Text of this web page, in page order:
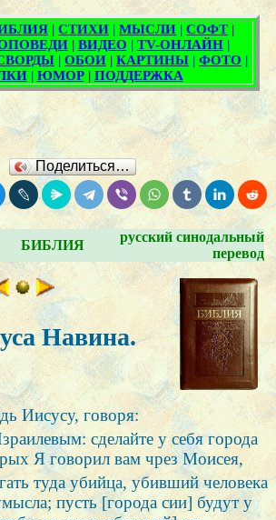
Поделиться…
БИБЛИЯ
русский синодальный
перевод
Навина.
Иисусу, говоря:
сделайте у себя города
Я говорил вам чрез Моисея,
туда убийца, убивший человека
пусть [города сии] будут у